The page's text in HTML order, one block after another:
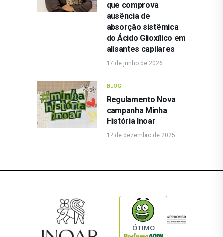
que comprova
ausência de
absorção sistêmica
do Ácido Glioxílico em
alisantes capilares
17 de junho de 2026
BLOG
Regulamento Nova
campanha Minha
História Inoar
12 de dezembro de 2025
ÓTIMO